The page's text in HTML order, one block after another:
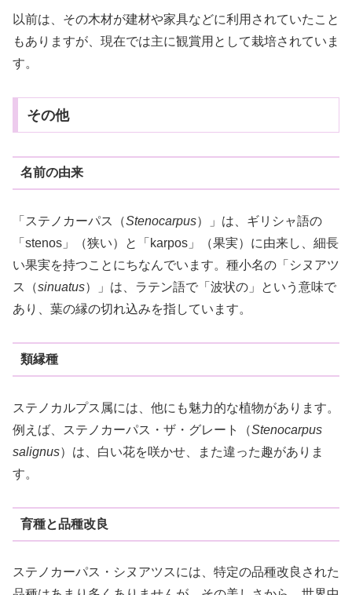
以前は、その木材が建材や家具などに利用されていたこと
もありますが、現在では主に観賞用として栽培されていま
す。
その他
名前の由来
「ステノカーパス（Stenocarpus）」は、ギリシャ語の
「stenos」（狭い）と「karpos」（果実）に由来し、細長
い果実を持つことにちなんでいます。種小名の「シヌアツ
ス（sinuatus）」は、ラテン語で「波状の」という意味で
あり、葉の縁の切れ込みを指しています。
類縁種
ステノカルプス属には、他にも魅力的な植物があります。
例えば、ステノカーパス・ザ・グレート（Stenocarpus
salignus）は、白い花を咲かせ、また違った趣がありま
す。
育種と品種改良
ステノカーパス・シヌアツスには、特定の品種改良された